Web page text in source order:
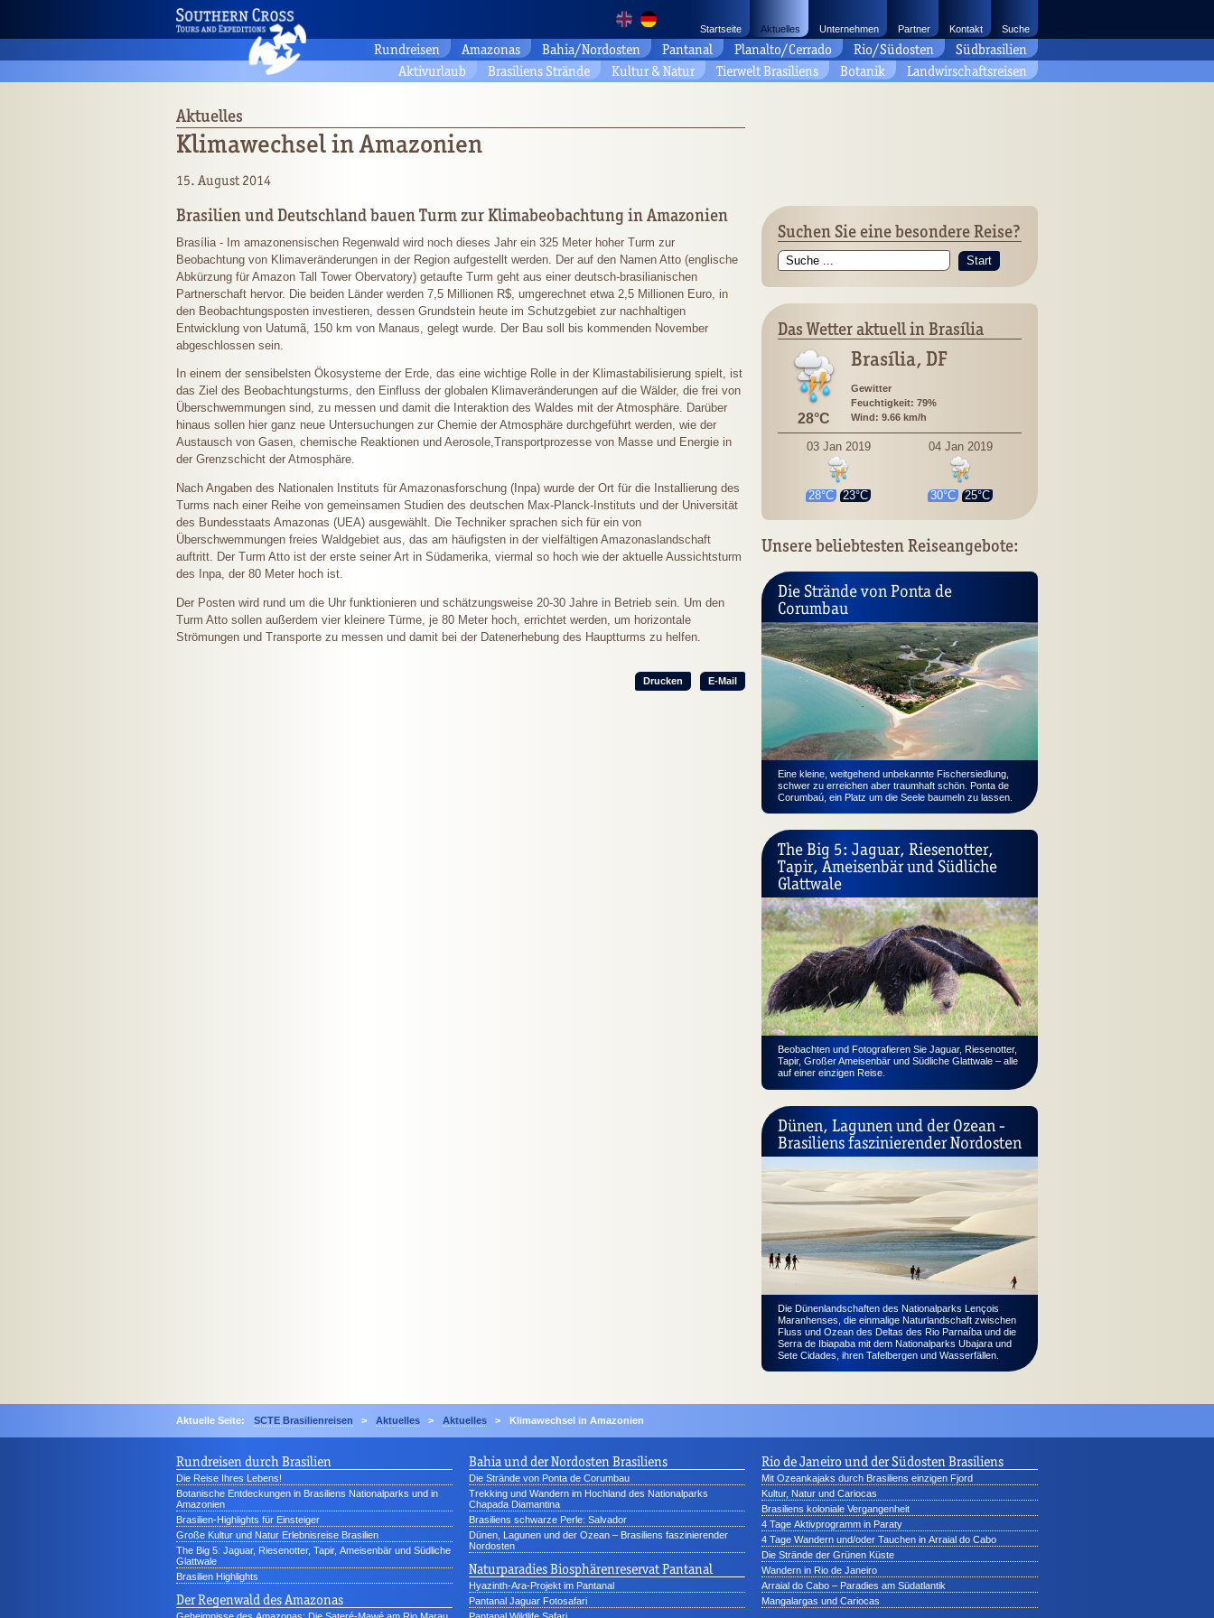
Startseite Aktuelles Unternehmen Partner Kontakt Suche
Rundreisen Amazonas Bahia/Nordosten Pantanal Planalto/Cerrado Rio/Südosten
Südbrasilien
Aktivurlaub
Brasiliens Strände Kultur & Natur Tierwelt Brasiliens Botanik Landwirschaftsreisen
Aktuelles
Klimawechsel in Amazonien
15. August 2014
Brasilien und Deutschland bauen Turm zur Klimabeobachtung in Amazonien
Brasília - Im amazonensischen Regenwald wird noch dieses Jahr ein 325 Meter hoher Turm zur
Beobachtung von Klimaveränderungen in der Region aufgestellt werden. Der auf den Namen Atto (englische
Abkürzung für Amazon Tall Tower Obervatory) getaufte Turm geht aus einer deutsch-brasilianischen
Partnerschaft hervor. Die beiden Länder werden 7,5 Millionen R$, umgerechnet etwa 2,5 Millionen Euro, in
den Beobachtungsposten investieren, dessen Grundstein heute im Schutzgebiet zur nachhaltigen
Entwicklung von Uatumã, 150 km von Manaus, gelegt wurde. Der Bau soll bis kommenden November
abgeschlossen sein.
In einem der sensibelsten Ökosysteme der Erde, das eine wichtige Rolle in der Klimastabilisierung spielt, ist
das Ziel des Beobachtungsturms, den Einfluss der globalen Klimaveränderungen auf die Wälder, die frei von
Überschwemmungen sind, zu messen und damit die Interaktion des Waldes mit der Atmosphäre. Darüber
hinaus sollen hier ganz neue Untersuchungen zur Chemie der Atmosphäre durchgeführt werden, wie der
Austausch von Gasen, chemische Reaktionen und Aerosole,Transportprozesse von Masse und Energie in
der Grenzschicht der Atmosphäre.
Nach Angaben des Nationalen Instituts für Amazonasforschung (Inpa) wurde der Ort für die Installierung des
Turms nach einer Reihe von gemeinsamen Studien des deutschen Max-Planck-Instituts und der Universität
des Bundesstaats Amazonas (UEA) ausgewählt. Die Techniker sprachen sich für ein von
Überschwemmungen freies Waldgebiet aus, das am häufigsten in der vielfältigen Amazonaslandschaft
auftritt. Der Turm Atto ist der erste seiner Art in Südamerika, viermal so hoch wie der aktuelle Aussichtsturm
des Inpa, der 80 Meter hoch ist.
Der Posten wird rund um die Uhr funktionieren und schätzungsweise 20-30 Jahre in Betrieb sein. Um den
Turm Atto sollen außerdem vier kleinere Türme, je 80 Meter hoch, errichtet werden, um horizontale
Strömungen und Transporte zu messen und damit bei der Datenerhebung des Hauptturms zu helfen.
Drucken E-Mail
Suchen Sie eine besondere Reise?
Start
Das Wetter aktuell in Brasília
28°C
Brasília, DF
Gewitter
Feuchtigkeit: 79%
Wind: 9.66 km/h
03 Jan 2019
28°C 23°C
04 Jan 2019
30°C 25°C
Unsere beliebtesten Reiseangebote:
Die Strände von Ponta de
Corumbau
Eine kleine, weitgehend unbekannte Fischer­sied­lung,
schwer zu erreichen aber traumhaft schön. Ponta de
Corumbaú, ein Platz um die Seele baumeln zu lassen.
The Big 5: Jaguar, Riesen­otter,
Tapir, Ameisen­bär und Südliche
Glattwale
Beobachten und Fotografieren Sie Jaguar, Riesenotter,
Tapir, Großer Ameisenbär und Südliche Glattwale – alle
auf einer einzigen Reise.
Dünen, Lagunen und der Ozean -
Brasiliens faszinierender Nordosten
Die Dünenlandschaften des Nationalparks Lençois
Maranhenses, die einmalige Naturlandschaft zwischen
Fluss und Ozean des Deltas des Rio Parnaíba und die
Serra de Ibiapaba mit dem Nationalparks Ubajara und
Sete Cidades, ihren Tafelbergen und Wasserfällen.
Aktuelle Seite: SCTE Brasilienreisen > Aktuelles > Aktuelles > Klimawechsel in Amazonien
Rundreisen durch Brasilien
Die Reise Ihres Lebens!
Botanische Entdeckungen in Brasiliens Nationalparks und in
Amazonien
Brasilien-Highlights für Einsteiger
Große Kultur und Natur Erlebnisreise Brasilien
The Big 5: Jaguar, Riesenotter, Tapir, Ameisenbär und Südliche
Glattwale
Brasilien Highlights
Der Regenwald des Amazonas
Bahia und der Nordosten Brasiliens
Die Strände von Ponta de Corumbau
Trekking und Wandern im Hochland des Nationalparks
Chapada Diamantina
Brasiliens schwarze Perle: Salvador
Dünen, Lagunen und der Ozean – Brasiliens faszinierender
Nordosten
Naturparadies Biosphärenreservat Pantanal
Hyazinth-Ara-Projekt im Pantanal
Pantanal Jaguar Fotosafari
Rio de Janeiro und der Südosten Brasiliens
Mit Ozeankajaks durch Brasiliens einzigen Fjord
Kultur, Natur und Cariocas
Brasiliens koloniale Vergangenheit
4 Tage Aktivprogramm in Paraty
4 Tage Wandern und/oder Tauchen in Arraial do Cabo
Die Strände der Grünen Küste
Wandern in Rio de Janeiro
Arraial do Cabo – Paradies am Südatlantik
Mangalargas und Cariocas